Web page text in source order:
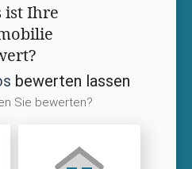
ist Ihre
bewerten lassen
Sie bewerten?